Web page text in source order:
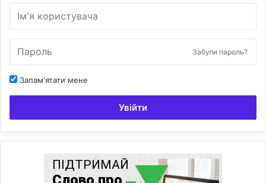
Забули пароль?
Запам'ятати мене
Увійти